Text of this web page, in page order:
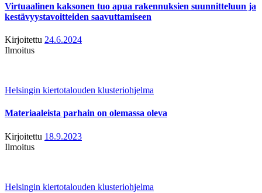
Virtuaalinen kaksonen tuo apua rakennuksien suunnitteluun ja
kestävyystavoitteiden saavuttamiseen
Kirjoitettu 24.6.2024
Ilmoitus
Helsingin kiertotalouden klusteriohjelma
Materiaaleista parhain on olemassa oleva
Kirjoitettu 18.9.2023
Ilmoitus
Helsingin kiertotalouden klusteriohjelma